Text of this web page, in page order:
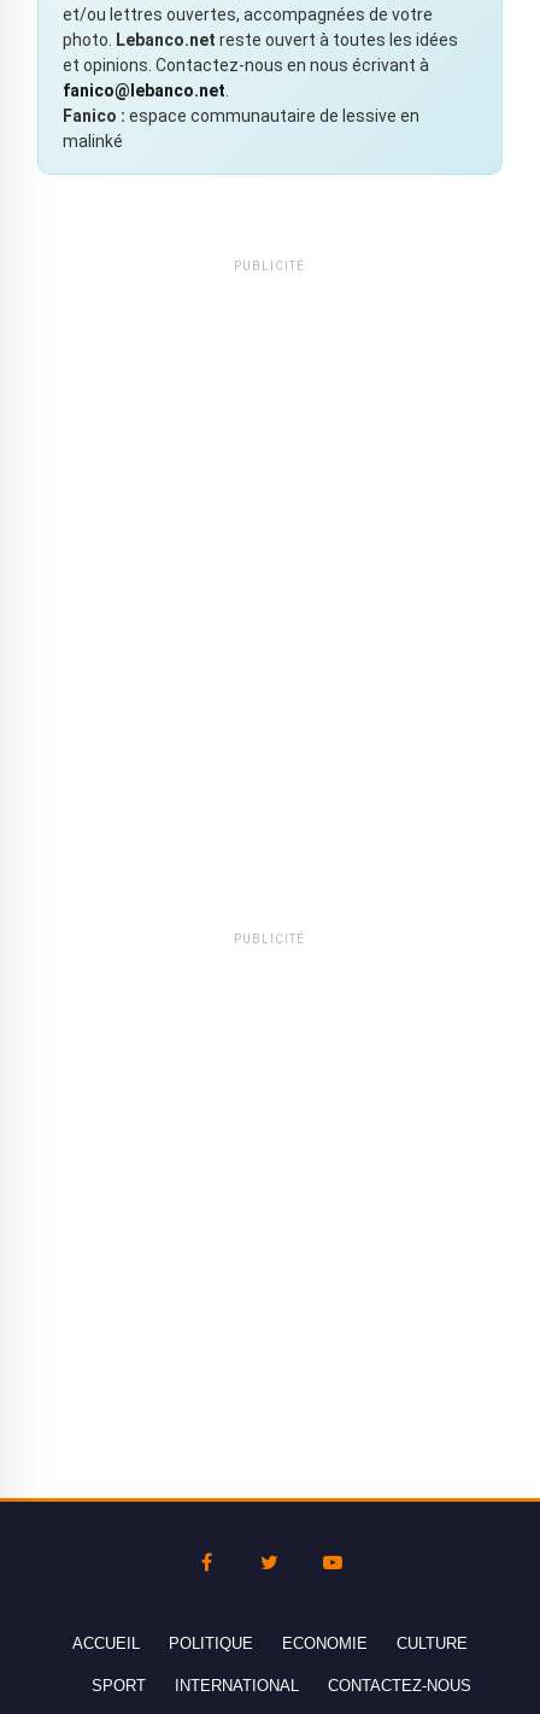
et/ou lettres ouvertes, accompagnées de votre
photo.
Lebanco.net reste ouvert à toutes les idées
et opinions. Contactez-nous en nous écrivant à
fanico@lebanco.net
Fanico : espace communautaire de lessive en
malinké
PUBLICITÉ
PUBLICITÉ
ACCUEIL POLITIQUE ECONOMIE CULTURE
SPORT INTERNATIONAL CONTACTEZ-NOUS